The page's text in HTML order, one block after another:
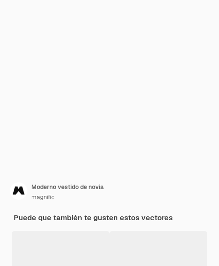
Moderno vestido de novia
magnific
Puede que también te gusten estos vectores